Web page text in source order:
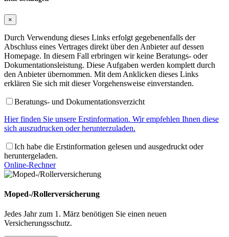
×
Durch Verwendung dieses Links erfolgt gegebenenfalls der
Abschluss eines Vertrages direkt über den Anbieter auf dessen
Homepage. In diesem Fall erbringen wir keine Beratungs- oder
Dokumentationsleistung. Diese Aufgaben werden komplett durch
den Anbieter übernommen. Mit dem Anklicken dieses Links
erklären Sie sich mit dieser Vorgehensweise einverstanden.
Beratungs- und Dokumentationsverzicht
Hier finden Sie unsere Erstinformation. Wir empfehlen Ihnen diese
sich auszudrucken oder herunterzuladen.
Ich habe die Erstinformation gelesen und ausgedruckt oder
heruntergeladen.
Online-Rechner
Moped-/Rollerversicherung
Jedes Jahr zum 1. März benötigen Sie einen neuen
Versicherungsschutz.